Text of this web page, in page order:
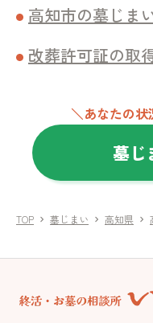
高知市の墓じま
改葬許可証の取
＼あなたの
墓じ
TOP chevron_right 墓じまい chevron_right 高知県 chevron_right